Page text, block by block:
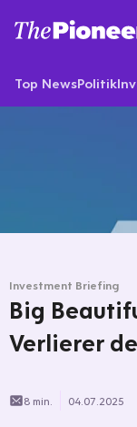
Top NewsPolitik
Investment Briefing
Big
Verlierer
8 min. 04.07.2025